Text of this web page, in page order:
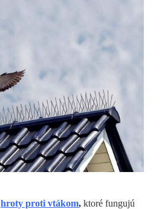
hroty proti vtákom, ktoré fungujú